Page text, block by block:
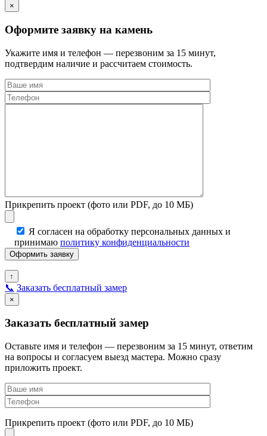
×
Оформите заявку на камень
Укажите имя и телефон — перезвоним за 15 минут,
подтвердим наличие и рассчитаем стоимость.
Прикрепить проект (фото или PDF, до 10 МБ)
Я согласен на обработку персональных данных и
принимаю политику конфиденциальности
↑
📞 Заказать бесплатный замер
×
Заказать бесплатный замер
Оставьте имя и телефон — перезвоним за 15 минут, ответим
на вопросы и согласуем выезд мастера. Можно сразу
приложить проект.
Прикрепить проект (фото или PDF, до 10 МБ)